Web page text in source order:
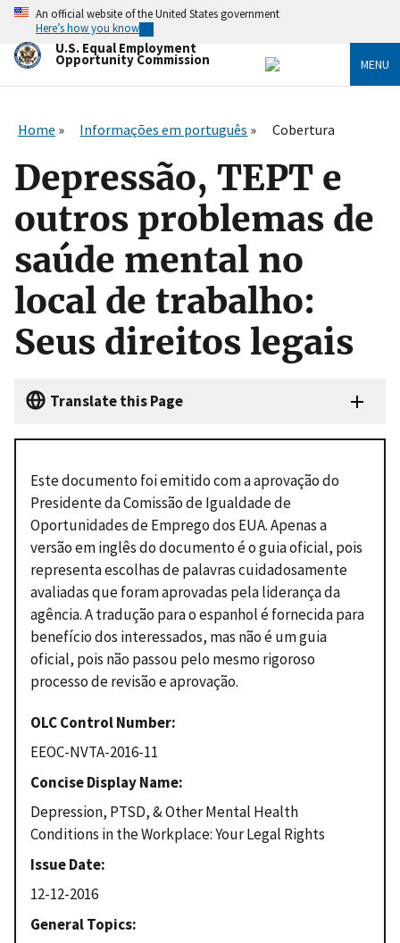
Skip
main
content
An official website of the United States government
Here’s how you know
U.S. Equal Employment
Opportunity Commission MENU
Home Informações em português Cobertura
Depressão, TEPT e
outros problemas de
saúde mental no
local de trabalho:
Seus direitos legais
Translate this Page
Este documento foi emitido com a aprovação do
Presidente da Comissão de Igualdade de
Oportunidades de Emprego dos EUA. Apenas a
versão em inglês do documento é o guia oficial, pois
representa escolhas de palavras cuidadosamente
avaliadas que foram aprovadas pela liderança da
agência. A tradução para o espanhol é fornecida para
benefício dos interessados, mas não é um guia
oficial, pois não passou pelo mesmo rigoroso
processo de revisão e aprovação.
OLC Control Number
EEOC-NVTA-2016-11
Concise Display Name
Depression, PTSD, & Other Mental Health
Conditions in the Workplace: Your Legal Rights
Issue Date
12-12-2016
General Topics